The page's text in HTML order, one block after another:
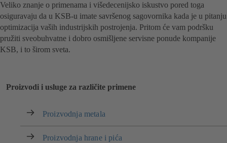
Veliko znanje o primenama i višedecenijsko iskustvo pored toga
osiguravaju da u KSB-u imate savršenog sagovornika kada je u pitanju
optimizacija vaših industrijskih postrojenja. Pritom će vam podršku
pružiti sveobuhvatne i dobro osmišljene servisne ponude kompanije
KSB, i to širom sveta.
Proizvodi i usluge za različite primene
Proizvodnja metala
Proizvodnja hrane i pića